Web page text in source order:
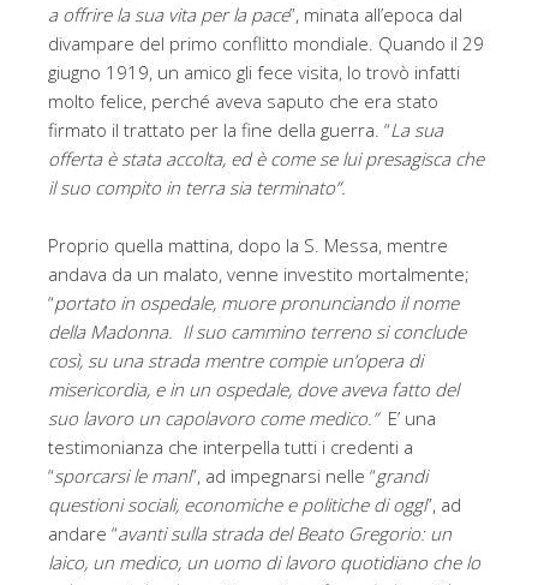
a offrire la sua vita per la pace”, minata all’epoca dal
divampare del primo conflitto mondiale. Quando il 29
giugno 1919, un amico gli fece visita, lo trovò infatti
molto felice, perché aveva saputo che era stato
firmato il trattato per la fine della guerra. “La sua
offerta è stata accolta, ed è come se lui presagisca che
il suo compito in terra sia terminato”.
Proprio quella mattina, dopo la S. Messa, mentre
andava da un malato, venne investito mortalmente;
“portato in ospedale, muore pronunciando il nome
della Madonna. Il suo cammino terreno si conclude
così, su una strada mentre compie un’opera di
misericordia, e in un ospedale, dove aveva fatto del
suo lavoro un capolavoro come medico.” E’ una
testimonianza che interpella tutti i credenti a
“sporcarsi le mani”, ad impegnarsi nelle “grandi
questioni sociali, economiche e politiche di oggi”, ad
andare “avanti sulla strada del Beato Gregorio: un
laico, un medico, un uomo di lavoro quotidiano che lo